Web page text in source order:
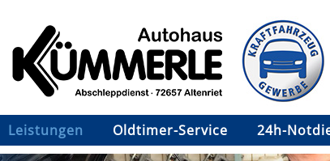
Leistungen Oldtimer-Service 24h-